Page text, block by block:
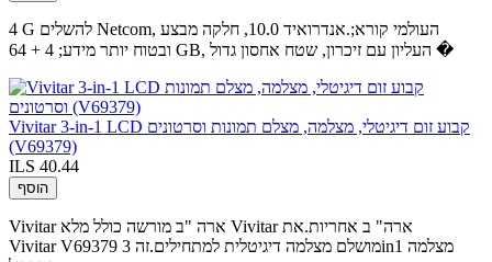
4 G להשלים Netcom, העולמי קורא;.אנדרואיד 10.0, חלקה מבצע
ובטוח יותר מידע; 4 + 64 GB, העליון עם זיכרון, שטח אחסון גדול �
Vivitar 3-in-1 LCD קבוע זום דיגיטלי, מצלמה, מצלם תמונות וסרטונים
(V69379)
ILS 40.44
הוסף
Vivitar ארה "ב מורשה כולל מלא Vivitar ארה" ב אחריות.את
Vivitar V69379 מושלם מצלמה דיגיטלית למתחילים.זה 3in1 מצלמה